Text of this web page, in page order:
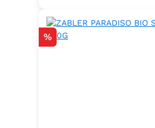
Rabatt
%